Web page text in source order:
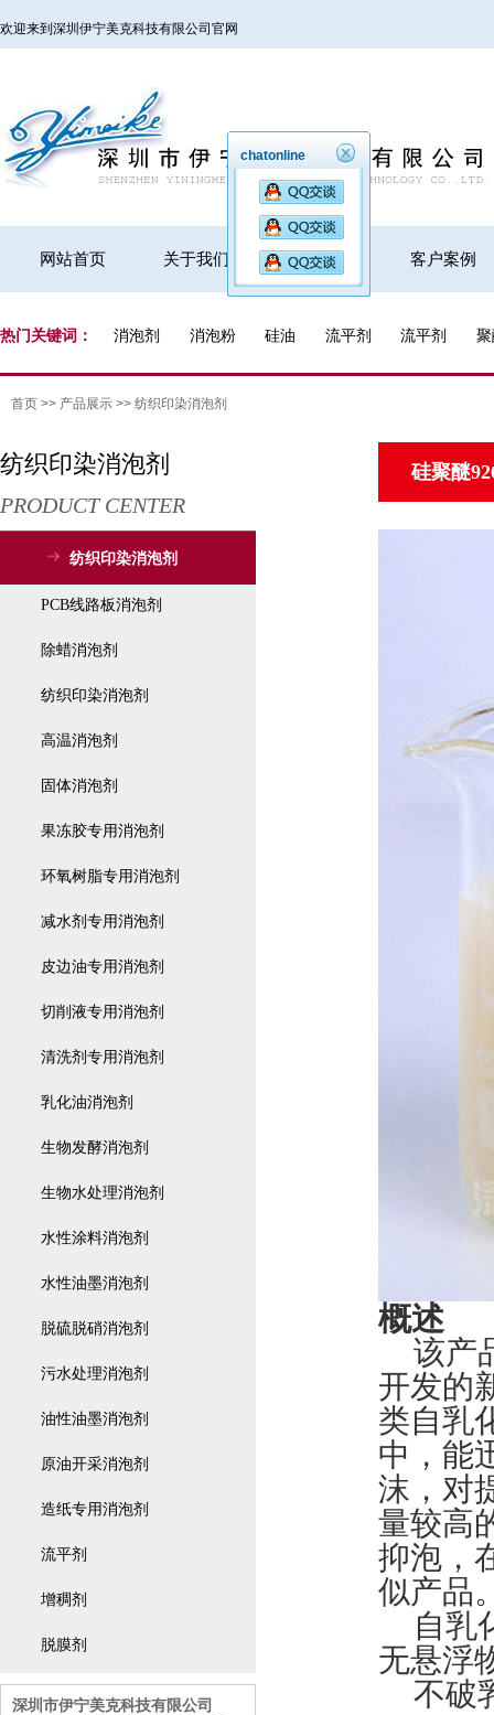
欢迎来到深圳伊宁美克科技有限公司官网
网站首页 关于我们 产品展示 客户案例
热门关键词： 消泡剂 消泡粉 硅油 流平剂 流平剂
首页 >> 产品展示 >> 纺织印染消泡剂
硅聚醚
概述
该产
开发的
类自乳
中，能
沫，对
量较高
抑泡，
似产品
自乳
无悬浮
不破
纺织印染消泡剂
PRODUCT CENTER
纺织印染消泡剂
PCB线路板消泡剂
除蜡消泡剂
纺织印染消泡剂
高温消泡剂
固体消泡剂
果冻胶专用消泡剂
环氧树脂专用消泡剂
减水剂专用消泡剂
皮边油专用消泡剂
切削液专用消泡剂
清洗剂专用消泡剂
乳化油消泡剂
生物发酵消泡剂
生物水处理消泡剂
水性涂料消泡剂
水性油墨消泡剂
脱硫脱硝消泡剂
污水处理消泡剂
油性油墨消泡剂
原油开采消泡剂
造纸专用消泡剂
流平剂
增稠剂
脱膜剂
深圳市伊宁美克科技有限公司
chatonline